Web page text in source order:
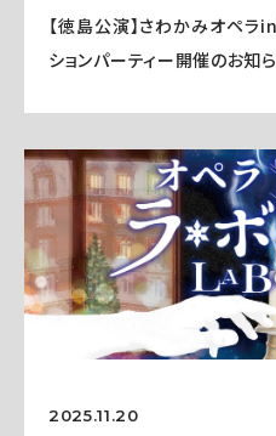
【徳島公演】さわかみオペラ
ションパーティー開催のお知
2025.11.20